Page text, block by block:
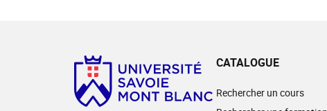
CATALOGUE
Rechercher un cours